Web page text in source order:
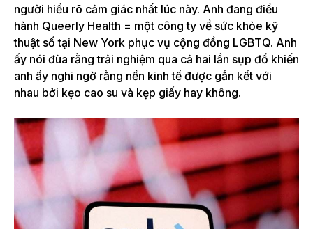
người hiểu rõ cảm giác nhất lúc này. Anh đang điều
hành Queerly Health = một công ty về sức khỏe kỹ
thuật số tại New York phục vụ cộng đồng LGBTQ. Anh
ấy nói đùa rằng trải nghiệm qua cả hai lần sụp đổ khiến
anh ấy nghi ngờ rằng nền kinh tế được gắn kết với
nhau bởi kẹo cao su và kẹp giấy hay không.